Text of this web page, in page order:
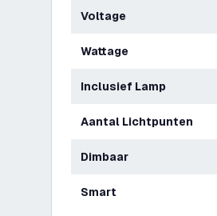
Voltage
Wattage
Inclusief Lamp
Aantal Lichtpunten
Dimbaar
Smart